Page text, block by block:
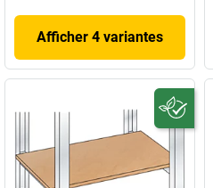
Afficher 4 variantes